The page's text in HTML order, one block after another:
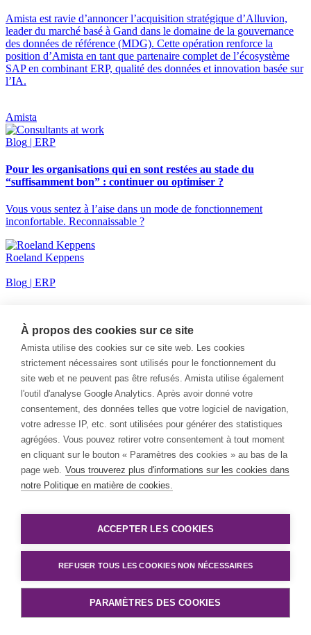
Amista est ravie d’annoncer l’acquisition stratégique d’Alluvion,
leader du marché basé à Gand dans le domaine de la gouvernance
des données de référence (MDG). Cette opération renforce la
position d’Amista en tant que partenaire complet de l’écosystème
SAP en combinant ERP, qualité des données et innovation basée sur
l’IA.
Amista
Blog | ERP
Pour les organisations qui en sont restées au stade du
“suffisamment bon” : continuer ou optimiser ?
Vous vous sentez à l’aise dans un mode de fonctionnement
inconfortable. Reconnaissable ?
Roeland Keppens
Blog | ERP
bonne voie au quotidien
Il n’est pas nécessaire de vendre plus. Vous devez vendre mieux.
Blog| Digital Adoption
Digital Adoption en action : voici comment nous accélérons la
transformation SAP Cloud ERP dans les administrations
publiques
La technologie n’est qu’un aspect de l’histoire. Si les gens n’y
nous nous sommes assurés que les utilisateurs étaient prêts pour
Maggy Van Doorslaer
Blog| Document Management Solutions
Peppol et la facturation électronique : 5 mythes que vous
À propos des cookies sur ce site
Amista utilise des cookies sur ce site web. Les cookies
strictement nécessaires sont utilisés pour le fonctionnement du
site web et ne peuvent pas être refusés. Amista utilise également
l'outil d'analyse Google Analytics. Après avoir donné votre
consentement, des données telles que votre logiciel de navigation,
votre adresse IP, etc. sont utilisées pour générer des statistiques
agrégées. Vous pouvez retirer votre consentement à tout moment
en cliquant sur le bouton « Paramètres des cookies » au bas de la
page web. Vous trouverez plus d'informations sur les cookies dans
notre Politique en matière de cookies.
ACCEPTER LES COOKIES
REFUSER TOUS LES COOKIES NON NÉCESSAIRES
PARAMÈTRES DES COOKIES